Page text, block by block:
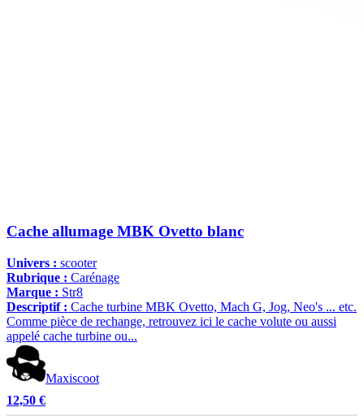
Cache allumage MBK Ovetto blanc
Univers : scooter
Rubrique : Carénage
Marque : Str8
Descriptif : Cache turbine MBK Ovetto, Mach G, Jog, Neo's ... etc.
Comme pièce de rechange, retrouvez ici le cache volute ou aussi
appelé cache turbine ou...
Maxiscoot
12,50 €